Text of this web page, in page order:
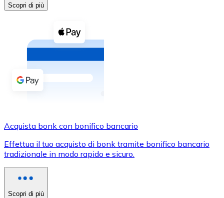
Vedi tutto
Buoni cripto
Acquista criptovalute in contanti e altri mezzi di
Acquista con contanti
Bonifico SEPA
Usa le carte Visa e Mastercard per acquistare
Acquista con carta
Scopri di più
Acquista bonk con bonifico bancario
Effettua il tuo acquisto di bonk tramite bonifico bancario
tradizionale in modo rapido e sicuro.
Scopri di più